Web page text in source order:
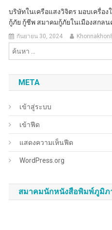
บริษัทในเครือแสงวิจิตร มอบเครื่อ
กู้ภัย กู้ชีพ สมาคมกู้ภัยในเมืองสกลน
กันยายน 30, 2024
META
เข้าสู่ระบบ
เข้าฟีด
แสดงความเห็นฟีด
WordPress.org
สมาคมนักหนังสือพิมพ์ภูมิภ